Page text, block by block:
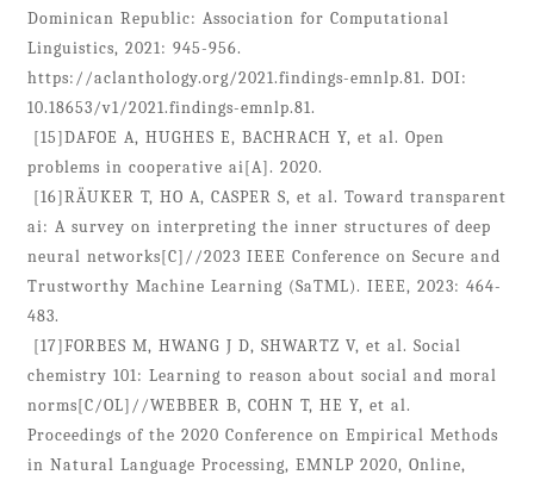
Dominican Republic: Association for Computational
Linguistics, 2021: 945-956.
https://aclanthology.org/2021.findings-emnlp.81. DOI:
10.18653/v1/2021.findings-emnlp.81.
[15]DAFOE A, HUGHES E, BACHRACH Y, et al. Open
problems in cooperative ai[A]. 2020.
[16]RÄUKER T, HO A, CASPER S, et al. Toward transparent
ai: A survey on interpreting the inner structures of deep
neural networks[C]//2023 IEEE Conference on Secure and
Trustworthy Machine Learning (SaTML). IEEE, 2023: 464-
483.
[17]FORBES M, HWANG J D, SHWARTZ V, et al. Social
chemistry 101: Learning to reason about social and moral
norms[C/OL]//WEBBER B, COHN T, HE Y, et al.
Proceedings of the 2020 Conference on Empirical Methods
in Natural Language Processing, EMNLP 2020, Online,